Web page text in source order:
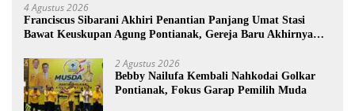
4 Agustus 2026
Franciscus Sibarani Akhiri Penantian Panjang Umat Stasi
Bawat Keuskupan Agung Pontianak, Gereja Baru Akhirnya
2 Agustus 2026
Bebby Nailufa Kembali Nahkodai Golkar
Pontianak, Fokus Garap Pemilih Muda